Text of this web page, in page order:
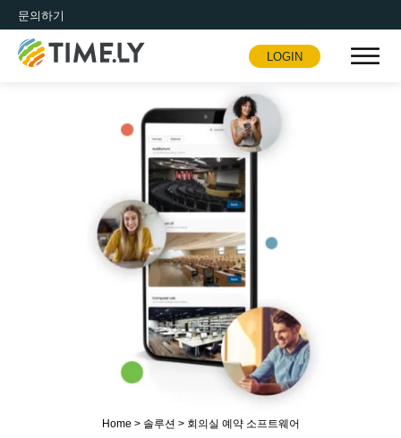
문의하기
Timely
LOGIN
Home > 솔루션 > 회의실 예약 소프트웨어